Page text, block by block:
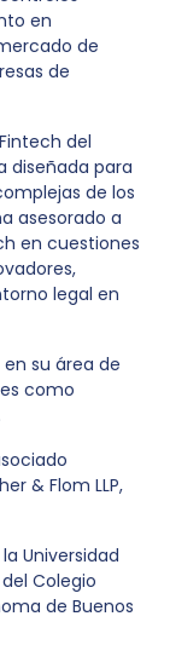
en
de
de
del
diseñada para
de los
asesorado a
en cuestiones
legal en
su área de
como
& Flom LLP,
Universidad
Colegio
de Buenos